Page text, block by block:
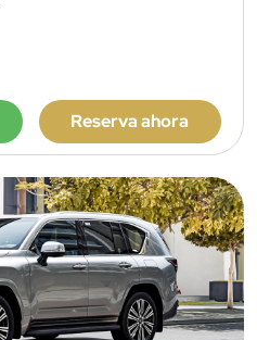
Reserva ahora